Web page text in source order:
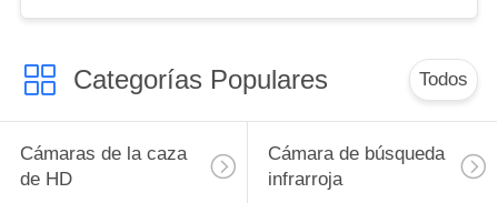
Categorías Populares Todos
Cámaras de la caza
de HD
Cámara de búsqueda
infrarroja